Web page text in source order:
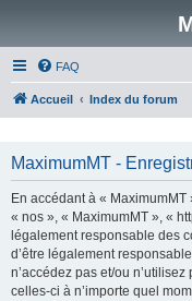
FAQ
Accueil Index du forum
MaximumMT -
En accédant à «
« nos », « MaximumMT », «
légalement responsable des
d’être légalement
n’accédez pas et/ou
celles-ci à n’importe quel